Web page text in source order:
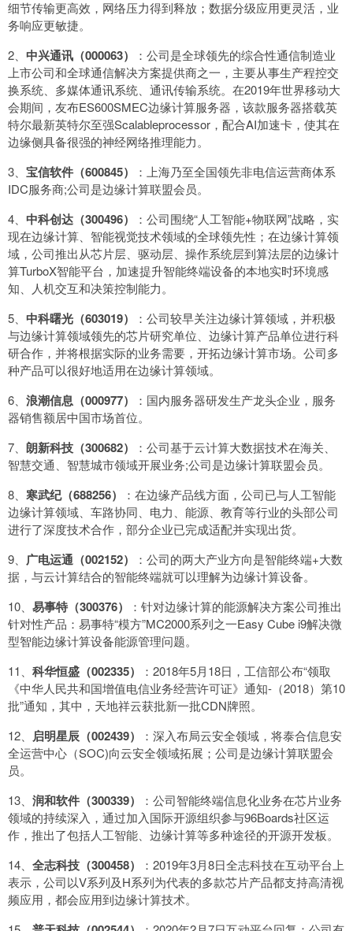
细节传输更高效，网络压力得到释放；数据分级应用更灵活，业
务响应更敏捷。
2、 中兴通讯（000063）
：公司是全球领先的综合性通信制造业
上市公司和全球通信解决方案提供商之一，主要从事生产程控交
换系统、多媒体通讯系统、通讯传输系统。在2019年世界移动大
会期间，友布ES600SMEC边缘计算服务器，该款服务器搭载英
特尔最新英特尔至强Scalableprocessor，配合AI加速卡，使其在
边缘侧具备很强的神经网络推理能力。
3、 宝信软件（600845）
：上海乃至全国领先非电信运营商体系
IDC服务商;公司是边缘计算联盟会员。
4、 中科创达（300496）
：公司围绕“人工智能+物联网”战略，实
现在边缘计算、智能视觉技术领域的全球领先性；在边缘计算领
域，公司推出从芯片层、驱动层、操作系统层到算法层的边缘计
算TurboX智能平台，加速提升智能终端设备的本地实时环境感
知、人机交互和决策控制能力。
5、 中科曙光（603019）
：公司较早关注边缘计算领域，并积极
与边缘计算领域领先的芯片研究单位、边缘计算产品单位进行科
研合作，并将根据实际的业务需要，开拓边缘计算市场。公司多
种产品可以很好地适用在边缘计算领域。
6、 浪潮信息（000977）
：国内服务器研发生产龙头企业，服务
器销售额居中国市场首位。
7、 朗新科技（300682）
：公司基于云计算大数据技术在海关、
智慧交通、智慧城市领域开展业务;公司是边缘计算联盟会员。
8、 寒武纪（688256）
：在边缘产品线方面，公司已与人工智能
边缘计算领域、车路协同、电力、能源、教育等行业的头部公司
进行了深度技术合作，部分企业已完成适配并实现出货。
9、 广电运通（002152）
：公司的两大产业方向是智能终端+大数
据，与云计算结合的智能终端就可以理解为边缘计算设备。
10、 易事特（300376）
：针对边缘计算的能源解决方案公司推出
针对性产品：易事特“模方”MC2000系列之一Easy Cube i9解决微
型智能边缘计算设备能源管理问题。
11、 科华恒盛（002335）
：2018年5月18日，工信部公布“领取
《中华人民共和国增值电信业务经营许可证》通知-（2018）第10
批”通知，其中，天地祥云获批新一批CDN牌照。
12、 启明星辰（002439）
：深入布局云安全领域，将泰合信息安
全运营中心（SOC)向云安全领域拓展；公司是边缘计算联盟会
员。
13、 润和软件（300339）
：公司智能终端信息化业务在芯片业务
领域的持续深入，通过加入国际开源组织参与96Boards社区运
作，推出了包括人工智能、边缘计算等多种途径的开源开发板。
14、 全志科技（300458）
：2019年3月8日全志科技在互动平台上
表示，公司以V系列及H系列为代表的多款芯片产品都支持高清视
频应用，都会应用到边缘计算技术。